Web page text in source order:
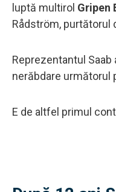
luptă multirol Gripen
Rådström, purtătorul
Reprezentantul
nerăbdare următorul
E de altfel primul